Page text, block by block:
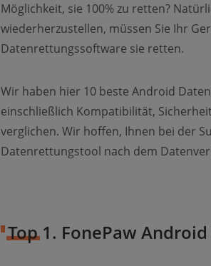
Möglichkeit, sie 100% zu retten?
wiederherzustellen, müssen Sie Ihr
Datenrettungssoftware sie retten.
Wir haben hier 10 beste Android
einschließlich Kompatibilität,
verglichen. Wir hoffen, Ihnen bei der
Datenrettungstool nach dem
Top 1. FonePaw